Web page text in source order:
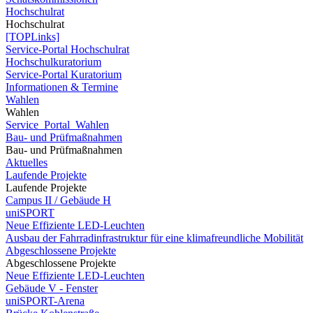
Hochschulrat
Hochschulrat
[TOPLinks]
Service-Portal Hochschulrat
Hochschulkuratorium
Service-Portal Kuratorium
Informationen & Termine
Wahlen
Wahlen
Service_Portal_Wahlen
Bau- und Prüfmaßnahmen
Bau- und Prüfmaßnahmen
Aktuelles
Laufende Projekte
Laufende Projekte
Campus II / Gebäude H
uniSPORT
Neue Effiziente LED-Leuchten
Ausbau der Fahrradinfrastruktur für eine klimafreundliche Mobilität
Abgeschlossene Projekte
Abgeschlossene Projekte
Neue Effiziente LED-Leuchten
Gebäude V - Fenster
uniSPORT-Arena